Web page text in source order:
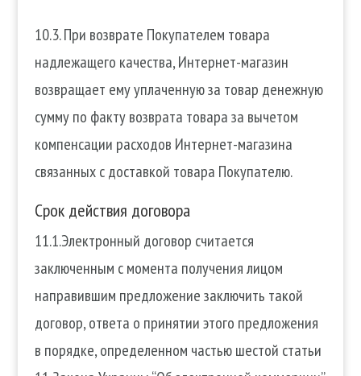
10.3. При возврате Покупателем товара
надлежащего качества, Интернет-магазин
возвращает ему уплаченную за товар денежную
сумму по факту возврата товара за вычетом
компенсации расходов Интернет-магазина
связанных с доставкой товара Покупателю.
Срок действия договора
11.1.Электронный договор считается
заключенным с момента получения лицом
направившим предложение заключить такой
договор, ответа о принятии этого предложения
в порядке, определенном частью шестой статьи